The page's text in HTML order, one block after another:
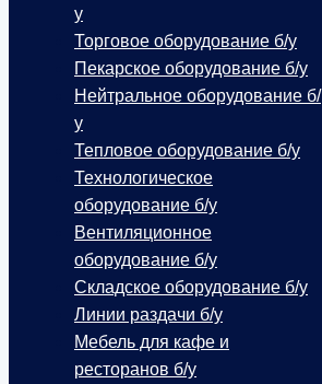
у
Торговое оборудование б/у
Пекарское оборудование б/у
Нейтральное оборудование б/
у
Тепловое оборудование б/у
Технологическое
оборудование б/у
Вентиляционное
оборудование б/у
Складское оборудование б/у
Линии раздачи б/у
Мебель для кафе и
ресторанов б/у